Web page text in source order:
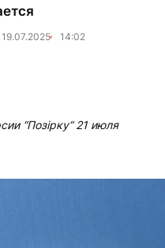
19.07.2025 14:02
“Позірку“ 21 июля